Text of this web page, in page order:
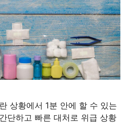
상황에서 1분 안에 할 수 있는
단하고 빠른 대처로 위급 상황